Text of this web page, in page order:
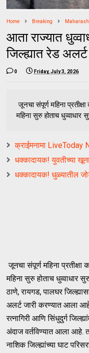
Home Breaking
आता राज्यात
जिल्ह्यात रेड
0 Friday, July 3, 2026
जूनचा संपूर्ण महिना
महिना सुरु होताच
क्राईमनामा
धक्कादायक! युवतीच्या
धक्कादायक! धुळ्यातील
जूनचा संपूर्ण महिना
महिना सुरु होताच धुव्वाधार
ठाणे, रायगड, पालघर
अलर्ट जारी करण्यात आला
रत्नागिरी आणि सिंधुदुर्ग
अंदाज वर्तविण्यात आला आहे.
नाशिक जिल्ह्यांच्या घाट